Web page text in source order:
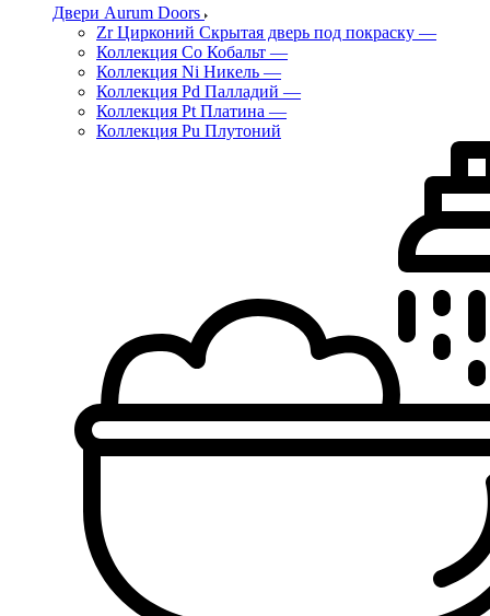
Двери Aurum Doors
Zr Цирконий Скрытая дверь под покраску —
Коллекция Co Кобальт —
Коллекция Ni Никель —
Коллекция Pd Палладий —
Коллекция Pt Платина —
Коллекция Pu Плутоний